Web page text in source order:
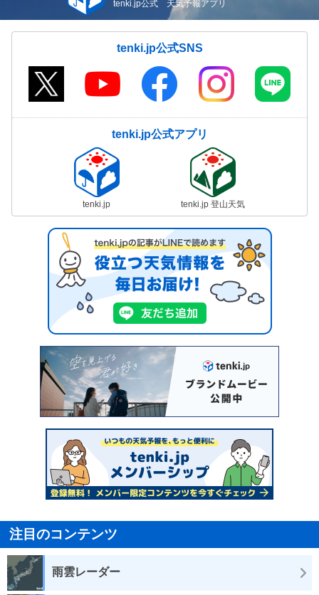
tenki.jp公式 天気予報アプリ
tenki.jp公式SNS
tenki.jp公式アプリ
tenki.jp tenki.jp 登山天気
注目のコンテンツ
雨雲レーダー